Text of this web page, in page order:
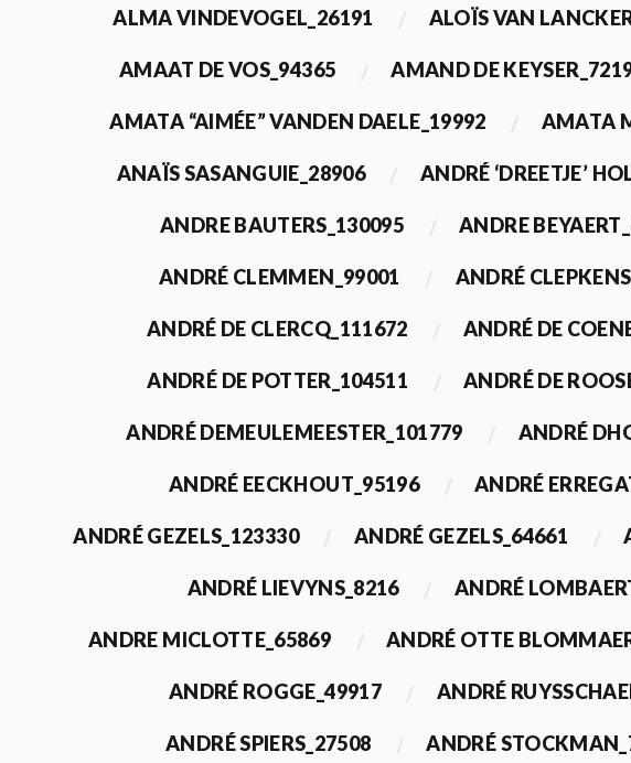
ALMA VINDEVOGEL_26191 ALOÏS VAN
AMAAT DE VOS_94365 AMAND DE
AMATA “AIMÉE” VANDEN DAELE_19992 AMATA
ANAÏS SASANGUIE_28906 ANDRÉ ‘DREETJE’
ANDRE BAUTERS_130095 ANDRE
ANDRÉ CLEMMEN_99001 ANDRÉ
ANDRÉ DE CLERCQ_111672 ANDRÉ DE
ANDRÉ DE POTTER_104511 ANDRÉ DE
ANDRÉ DEMEULEMEESTER_101779 ANDRÉ
ANDRÉ EECKHOUT_95196 ANDRÉ
ANDRÉ GEZELS_123330 ANDRÉ GEZELS_64661
ANDRÉ LIEVYNS_8216 ANDRÉ
ANDRE MICLOTTE_65869 ANDRÉ OTTE
ANDRÉ ROGGE_49917 ANDRÉ
ANDRÉ SPIERS_27508 ANDRÉ